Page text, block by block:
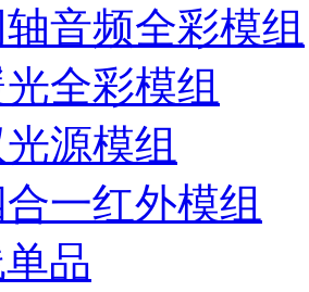
轴音频全彩模组
全彩模组
源模组
合一红外模组
品